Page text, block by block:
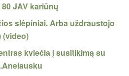
JAV kariūnų
slėpiniai. Arba uždraustojo
(video)
kviečia į susitikimą su